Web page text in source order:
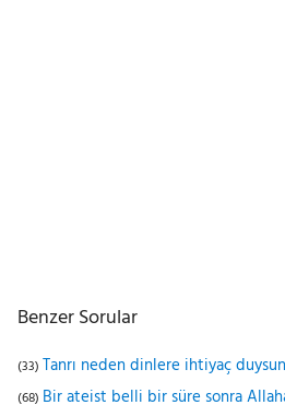
Benzer Sorular
(33) Tanrı neden dinlere ihtiyaç
(68) Bir ateist belli bir süre sonra